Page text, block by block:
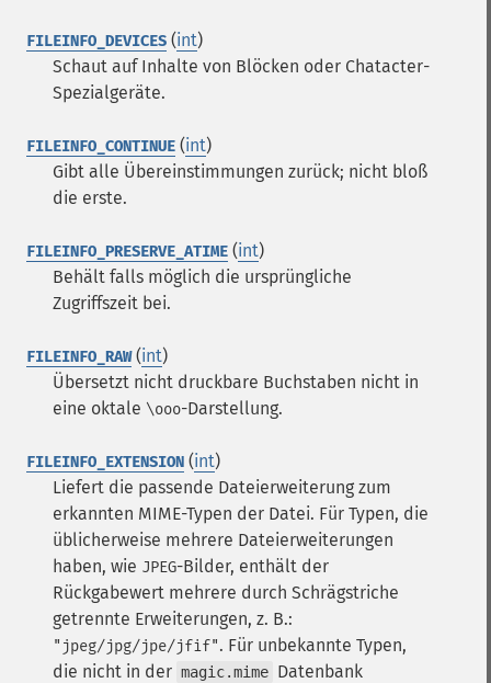
FILEINFO_DEVICES (int)
Schaut auf Inhalte von Blöcken oder Chatacter-
Spezialgeräte.
FILEINFO_CONTINUE (int)
Gibt alle Übereinstimmungen zurück; nicht bloß
die erste.
FILEINFO_PRESERVE_ATIME (int)
Behält falls möglich die ursprüngliche
Zugriffszeit bei.
FILEINFO_RAW(int)
Übersetzt nicht druckbare Buchstaben nicht in
eine oktale \ooo-Darstellung.
FILEINFO_EXTENSION (int)
Liefert die passende Dateierweiterung zum
erkannten MIME-Typen der Datei. Für Typen, die
üblicherweise mehrere Dateierweiterungen
haben, wie JPEG-Bilder, enthält der
Rückgabewert mehrere durch Schrägstriche
getrennte Erweiterungen, z. B.:
"jpeg/jpg/jpe/jfif". Für unbekannte Typen,
die nicht in der magic.mime Datenbank